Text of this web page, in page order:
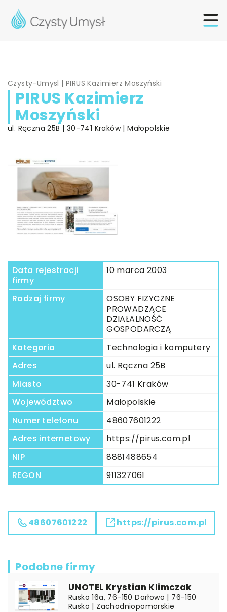
Czysty-Umysl |PIRUS Kazimierz Moszyński
PIRUS Kazimierz
Moszyński
ul. Rączna 25B | 30-741 Kraków | Małopolskie
Data rejestracji
firmy
10 marca 2003
Rodzaj firmy
OSOBY FIZYCZNE
PROWADZĄCE
DZIAŁALNOŚĆ
GOSPODARCZĄ
Kategoria
Technologia i komputery
Adres
ul. Rączna 25B
Miasto
30-741 Kraków
Województwo
Małopolskie
Numer telefonu
48607601222
Adres internetowy
https://pirus.com.pl
NIP
8881488654
REGON
911327061
48607601222 https://pirus.com.pl
Podobne firmy
UNOTEL Krystian Klimczak
Rusko 16a, 76-150 Darłowo | 76-150
Rusko | Zachodniopomorskie